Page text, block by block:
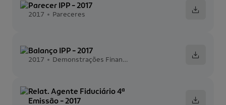
Parecer IPP - 2017
2017 Pareceres
Balanço IPP - 2017
2017 Demonstrações Financeiras
Relat. Agente Fiduciário 4ª
Emissão - 2017